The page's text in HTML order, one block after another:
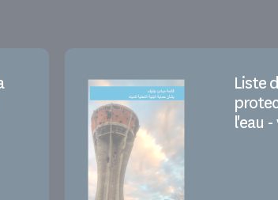
Liste
l'eau